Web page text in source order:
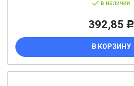
в наличии
392,85 Р
В КОРЗИНУ